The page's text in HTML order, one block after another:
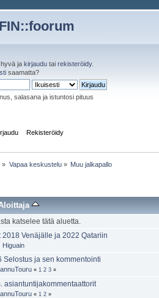
hyvä ja kirjaudu tai rekisteröidy.
saamatta?
salasana ja istuntosi pituus
Rekisteröidy
» Vapaa keskustelu» Muu jalkapallo
katselee tätä aluetta.
2018 Venäjälle ja 2022 Qatariin
Higuain
Selostus ja sen kommentointi
« 1 2 3 »
asiantuntijakommentaattorit
« 1 2 »